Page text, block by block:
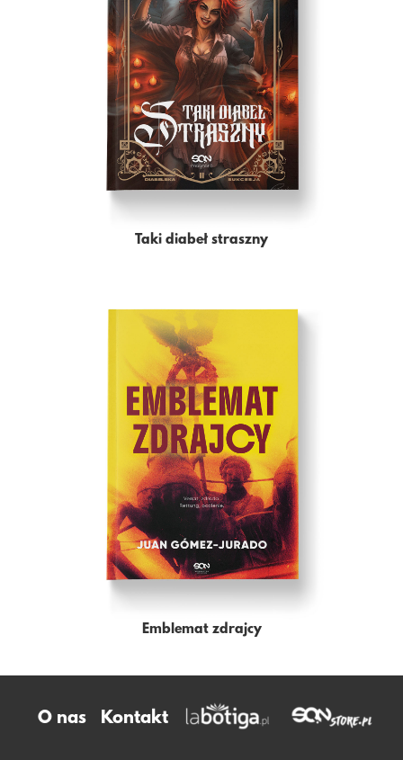
Taki diabeł straszny
Emblemat zdrajcy
O nas Kontakt